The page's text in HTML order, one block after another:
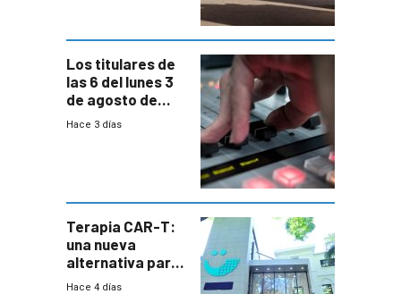
Los titulares de
las 6 del lunes 3
de agosto de
2026
Hace 3 días
Terapia CAR-T:
una nueva
alternativa para
niños y
Hace 4 días